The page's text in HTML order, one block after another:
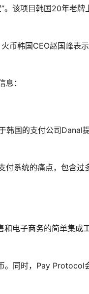
。该项目韩国20年老牌
币韩国CEO赵国峰表
：
韩国的支付公司Danal
付系统的痛点，包含过
和电子商务的简单集成
。同时，Pay Protocol